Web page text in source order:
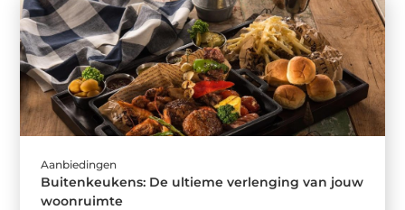
Aanbiedingen
Buitenkeukens: De ultieme verlenging van jouw
woonruimte